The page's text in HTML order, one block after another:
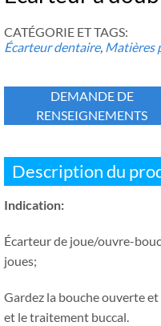
CATÉGORIE ET ​​TAGS:
Écarteur dentaire, Matières
DEMANDE DE
RENSEIGNEMENTS
Description du
Indication:
Écarteur de joue/ouvre-
joues;
Gardez la bouche ouverte
et le traitement buccal.